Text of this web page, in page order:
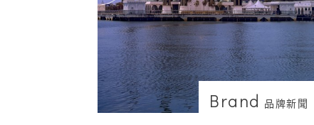
Brand 品牌新聞